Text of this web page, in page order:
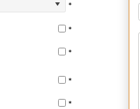
*
*
*
*
*